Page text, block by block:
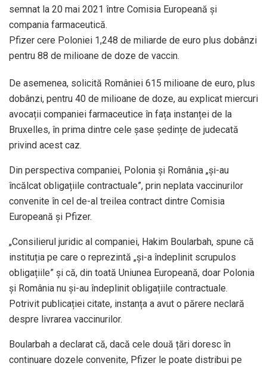
semnat la 20 mai 2021 între Comisia Europeană și
compania farmaceutică.
Pfizer cere Poloniei 1,248 de miliarde de euro plus dobânzi
pentru 88 de milioane de doze de vaccin.
De asemenea, solicită României 615 milioane de euro, plus
dobânzi, pentru 40 de milioane de doze, au explicat miercuri
avocații companiei farmaceutice în fața instanței de la
Bruxelles, în prima dintre cele șase ședințe de judecată
privind acest caz.
Din perspectiva companiei, Polonia și România „și-au
încălcat obligațiile contractuale”, prin neplata vaccinurilor
convenite în cel de-al treilea contract dintre Comisia
Europeană și Pfizer.
„Consilierul juridic al companiei, Hakim Boularbah, spune că
instituția pe care o reprezintă „și-a îndeplinit scrupulos
obligațiile” și că, din toată Uniunea Europeană, doar Polonia
și România nu și-au îndeplinit obligațiile contractuale.
Potrivit publicației citate, instanța a avut o părere neclară
despre livrarea vaccinurilor.
Boularbah a declarat că, dacă cele două țări doresc în
continuare dozele convenite, Pfizer le poate distribui pe